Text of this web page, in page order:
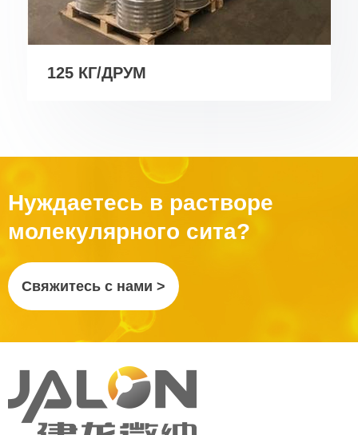
125 КГ/ДРУМ
Нуждаетесь в растворе
молекулярного сита?
Свяжитесь с нами >